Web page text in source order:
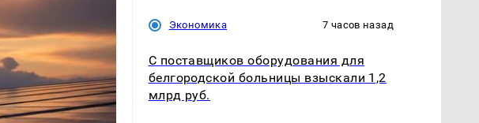
Экономика 7 часов назад
С поставщиков оборудования для
белгородской больницы взыскали 1,2
млрд руб.